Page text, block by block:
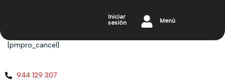
Iniciar
sesión
Menú
[pmpro_cancel]
944 129 307